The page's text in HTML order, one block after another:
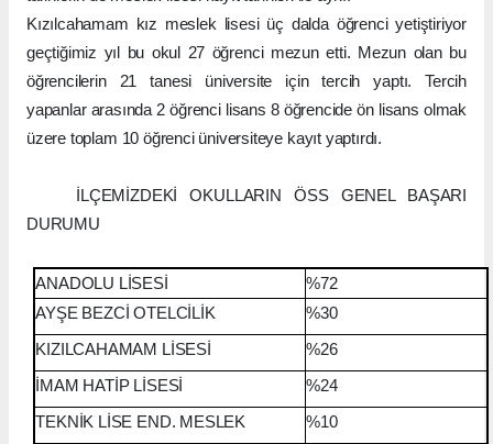
Kızılcahamam kız meslek lisesi üç dalda öğrenci yetiştiriyor
geçtiğimiz yıl bu okul 27 öğrenci mezun etti. Mezun olan bu
öğrencilerin 21 tanesi üniversite için tercih yaptı. Tercih
yapanlar arasında 2 öğrenci lisans 8 öğrencide ön lisans olmak
üzere toplam 10 öğrenci üniversiteye kayıt yaptırdı.
İLÇEMİZDEKİ OKULLARIN ÖSS GENEL BAŞARI
DURUMU
ANADOLU LİSESİ
%72
AYŞE BEZCİ OTELCİLİK
%30
KIZILCAHAMAM LİSESİ %26
İMAM HATİP LİSESİ %24
TEKNİK LİSE END. MESLEK %10